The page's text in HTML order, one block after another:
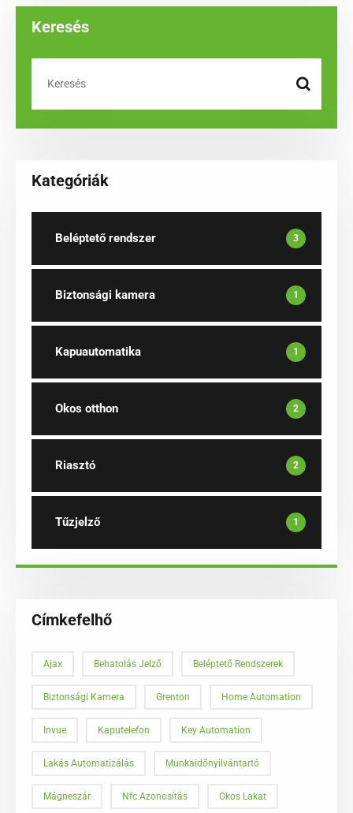
Keresés
Kategóriák
Beléptető rendszer 3
Biztonsági kamera 1
Kapuautomatika 1
Okos otthon 2
Riasztó 2
Tűzjelző 1
Címkefelhő
Ajax Behatolás Jelző Beléptető Rendszerek
Biztonsági Kamera Grenton Home Automation
Invue Kaputelefon Key Automation
Lakás Automatizálás Munkaidőnyilvántartó
Mágneszár Nfc Azonosítás Okos Lakat